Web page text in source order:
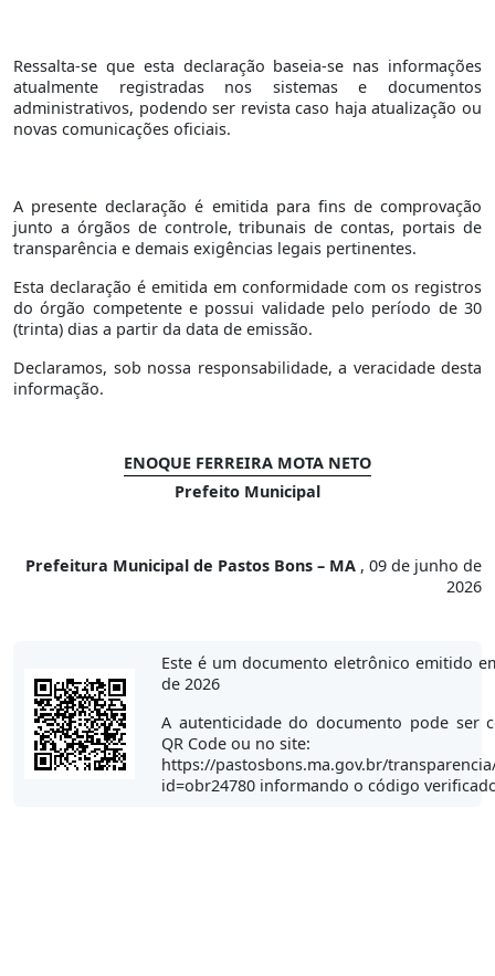
Ressalta-se que esta declaração baseia-se nas informações
atualmente registradas nos sistemas e documentos
administrativos, podendo ser revista caso haja atualização ou
novas comunicações oficiais.
A presente declaração é emitida para fins de comprovação
junto a órgãos de controle, tribunais de contas, portais de
transparência e demais exigências legais pertinentes.
Esta declaração é emitida em conformidade com os registros
do órgão competente e possui validade pelo período de 30
(trinta) dias a partir da data de emissão.
Declaramos, sob nossa responsabilidade, a veracidade desta
informação.
ENOQUE FERREIRA MOTA NETO
Prefeito Municipal
Prefeitura Municipal de Pastos Bons – MA , 09 de junho de
2026
Este é um documento eletrônico emitido
de 2026
A autenticidade do documento pode ser
QR Code ou no site:
https://pastosbons.ma.gov.br/
id=obr24780 informando o código